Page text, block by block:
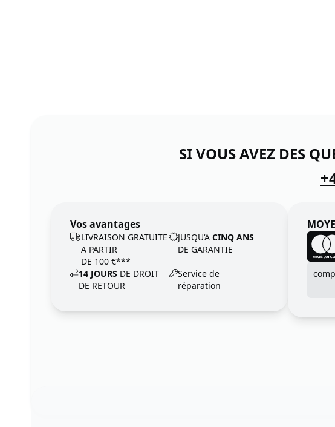
SI VOUS AVEZ DES
Vos avantages
LIVRAISON GRATUITE
A PARTIR
DE 100 €***
JUSQU‘A CINQ ANS
DE GARANTIE
14 JOURS DE DROIT
DE RETOUR
Service de
réparation